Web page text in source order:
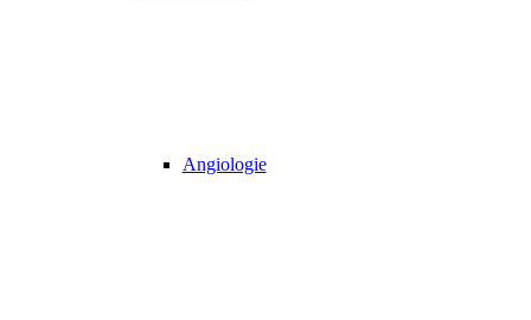
Angiologie